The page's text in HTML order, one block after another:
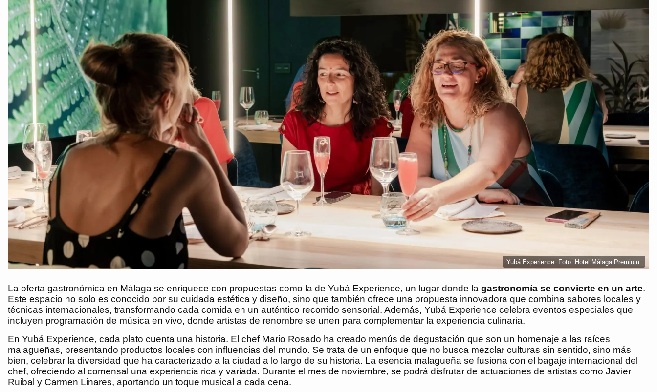
Yubá Experience. Foto: Hotel Málaga Premium.
La oferta gastronómica en Málaga se enriquece con propuestas como la de Yubá Experience, un lugar donde la gastronomía se convierte en un arte.
Este espacio no solo es conocido por su cuidada estética y diseño, sino que también ofrece una propuesta innovadora que combina sabores locales y
técnicas internacionales, transformando cada comida en un auténtico recorrido sensorial. Además, Yubá Experience celebra eventos especiales que
incluyen programación de música en vivo, donde artistas de renombre se unen para complementar la experiencia culinaria.
En Yubá Experience, cada plato cuenta una historia. El chef Mario Rosado ha creado menús de degustación que son un homenaje a las raíces
malagueñas, presentando productos locales con influencias del mundo. Se trata de un enfoque que no busca mezclar culturas sin sentido, sino más
bien, celebrar la diversidad que ha caracterizado a la ciudad a lo largo de su historia. La esencia malagueña se fusiona con el bagaje internacional del
chef, ofreciendo al comensal una experiencia rica y variada. Durante el mes de noviembre, se podrá disfrutar de actuaciones de artistas como Javier
Ruibal y Carmen Linares, aportando un toque musical a cada cena.